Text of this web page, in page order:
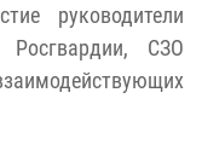
руководители
Росгвардии, СЗО